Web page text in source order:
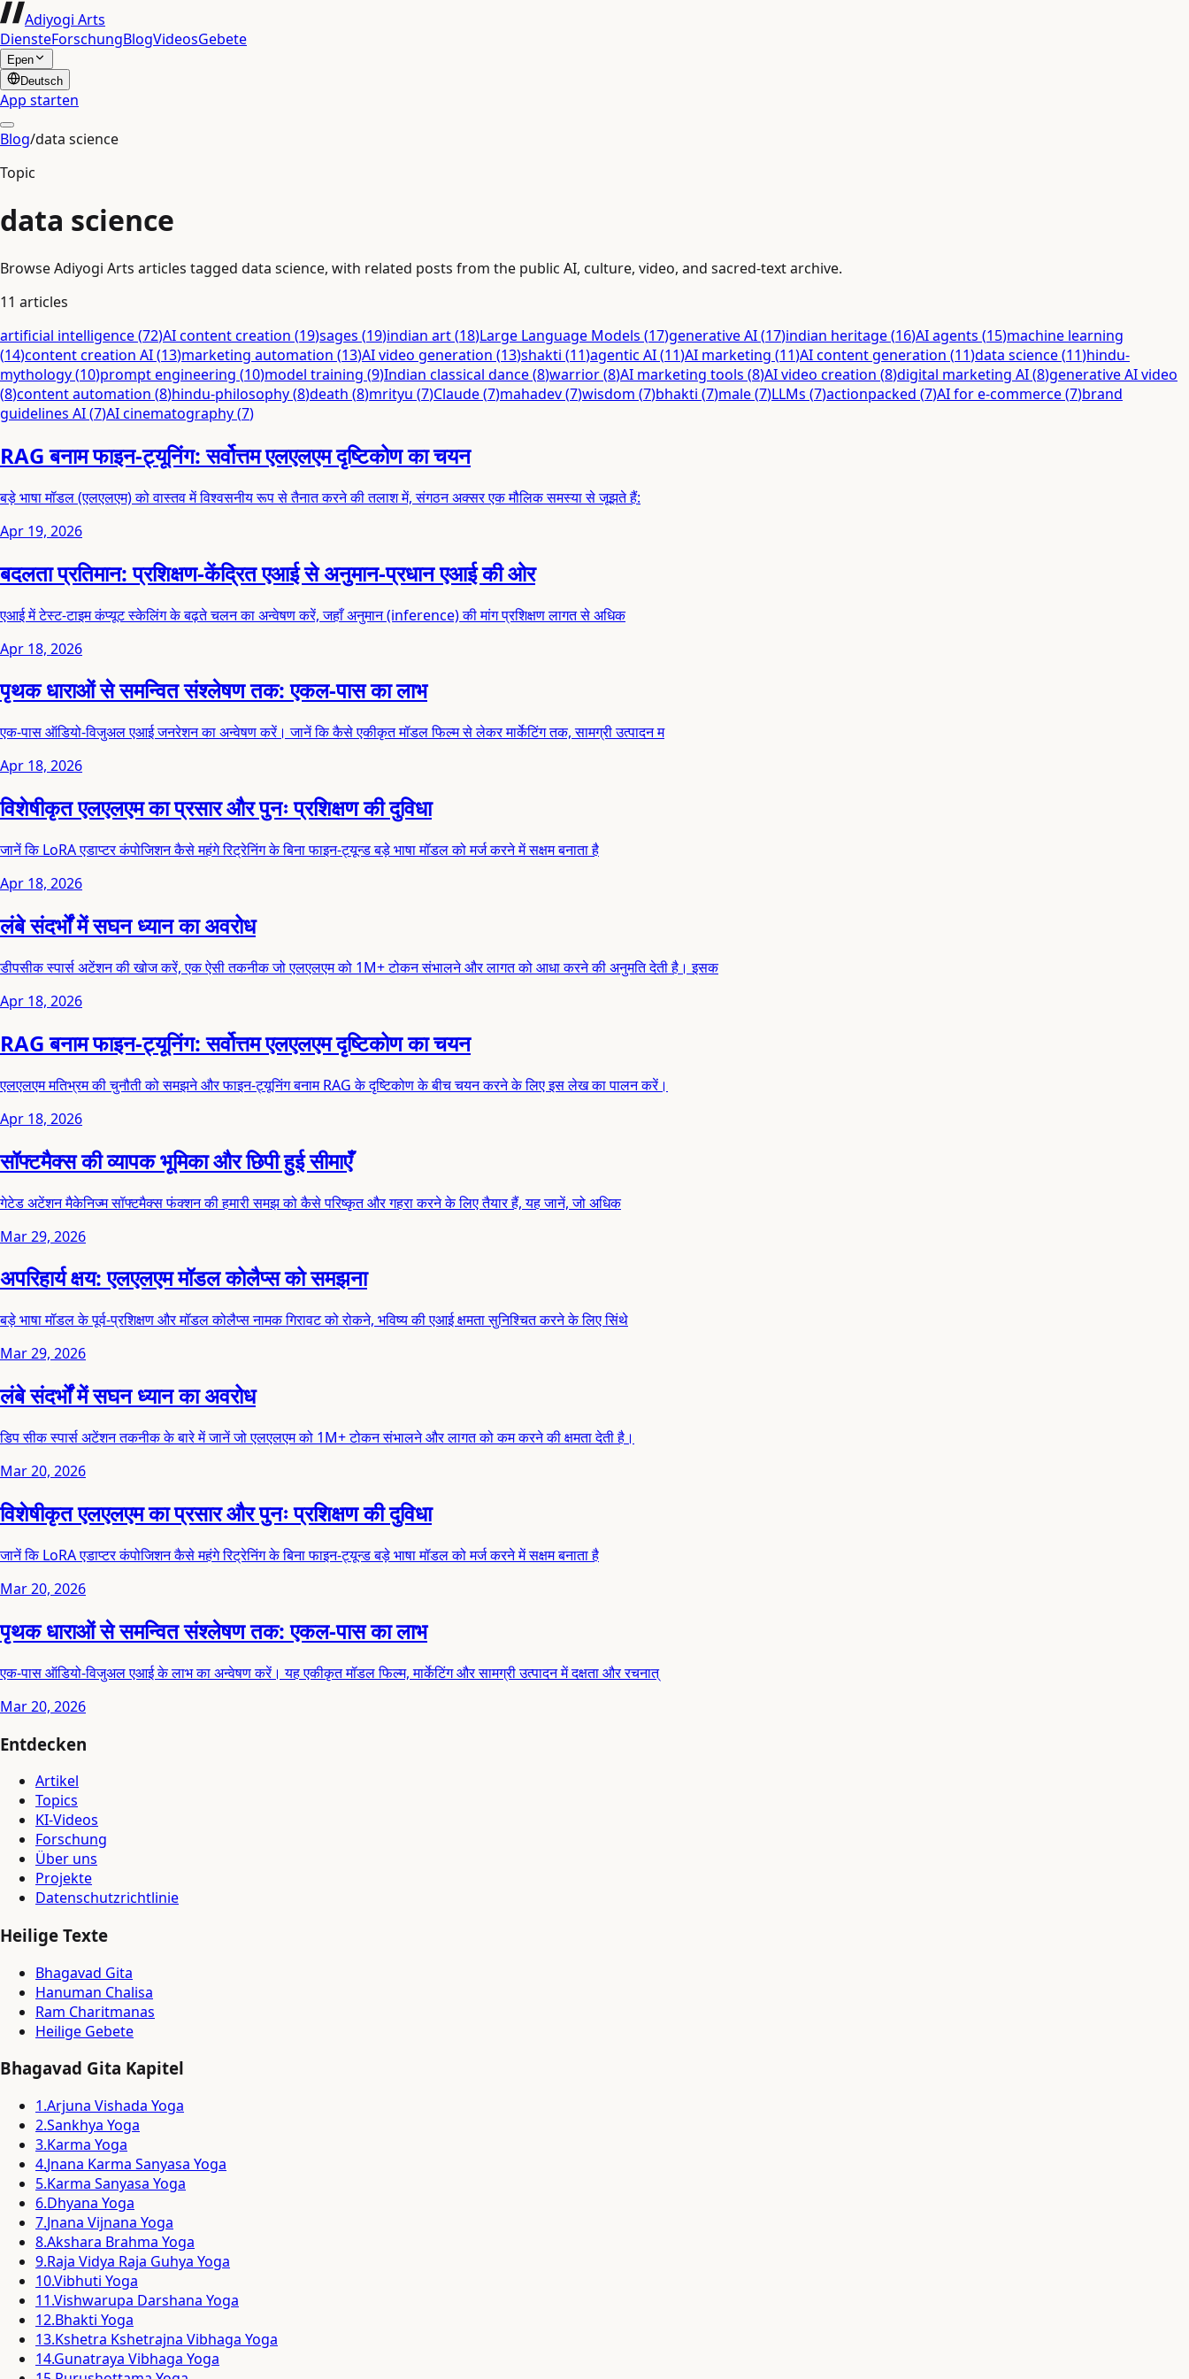
Adiyogi Arts
DiensteForschungBlogVideosGebete
Epen
Deutsch
App starten
Blog/data science
Topic
data science
Browse Adiyogi Arts articles tagged data science, with related posts from the public AI, culture, video, and sacred-text archive.
11 articles
artificial intelligence(72)AI content creation (19)sages (19)indian art(18)Large Language Models (17)generative AI(17)indian heritage(16)AI agents (15)machine learning
(14)content creation AI(13)marketing automation (13)AI video generation (13)shakti (11)agentic AI(11)AI marketing (11)AI content generation (11)data science(11)hindu-
mythology(10)prompt engineering (10)model training (9)Indian classical dance(8)warrior(8)AI marketing tools (8)AI video creation (8)digital marketing AI(8)generative AI video
(8)content automation (8)hindu-philosophy(8)death (8)mrityu (7)Claude(7)mahadev(7)wisdom (7)bhakti (7)male(7)LLMs (7)actionpacked (7)AI for e-commerce(7)brand
guidelines AI(7)AI cinematography(7)
RAG बनाम फाइन-ट्यूनिंग: सर्वोत्तम एलएलएम दृष्टिकोण का चयन
बड़े भाषा मॉडल (एलएलएम) को वास्तव में विश्वसनीय रूप से तैनात करने की तलाश में, संगठन अक्सर एक मौलिक समस्या से जूझते हैं:
Apr 19, 2026
बदलता प्रतिमान: प्रशिक्षण-केंद्रित एआई से अनुमान-प्रधान एआई की ओर
एआई में टेस्ट-टाइम कंप्यूट स्केलिंग के बढ़ते चलन का अन्वेषण करें, जहाँ अनुमान (inference) की मांग प्रशिक्षण लागत से अधिक
Apr 18, 2026
पृथक धाराओं से समन्वित संश्लेषण तक: एकल-पास का लाभ
एक-पास ऑडियो-विजुअल एआई जनरेशन का अन्वेषण करें। जानें कि कैसे एकीकृत मॉडल फिल्म से लेकर मार्केटिंग तक, सामग्री उत्पादन म
Apr 18, 2026
विशेषीकृत एलएलएम का प्रसार और पुनः प्रशिक्षण की दुविधा
जानें कि LoRA एडाप्टर कंपोजिशन कैसे महंगे रिट्रेनिंग के बिना फाइन-ट्यून्ड बड़े भाषा मॉडल को मर्ज करने में सक्षम बनाता है
Apr 18, 2026
लंबे संदर्भों में सघन ध्यान का अवरोध
डीपसीक स्पार्स अटेंशन की खोज करें, एक ऐसी तकनीक जो एलएलएम को 1M+ टोकन संभालने और लागत को आधा करने की अनुमति देती है। इसक
Apr 18, 2026
RAG बनाम फाइन-ट्यूनिंग: सर्वोत्तम एलएलएम दृष्टिकोण का चयन
एलएलएम मतिभ्रम की चुनौती को समझने और फाइन-ट्यूनिंग बनाम RAG के दृष्टिकोण के बीच चयन करने के लिए इस लेख का पालन करें।
Apr 18, 2026
सॉफ्टमैक्स की व्यापक भूमिका और छिपी हुई सीमाएँ
गेटेड अटेंशन मैकेनिज्म सॉफ्टमैक्स फंक्शन की हमारी समझ को कैसे परिष्कृत और गहरा करने के लिए तैयार हैं, यह जानें, जो अधिक
Mar 29, 2026
अपरिहार्य क्षय: एलएलएम मॉडल कोलैप्स को समझना
बड़े भाषा मॉडल के पूर्व-प्रशिक्षण और मॉडल कोलैप्स नामक गिरावट को रोकने, भविष्य की एआई क्षमता सुनिश्चित करने के लिए सिंथे
Mar 29, 2026
लंबे संदर्भों में सघन ध्यान का अवरोध
डिप सीक स्पार्स अटेंशन तकनीक के बारे में जानें जो एलएलएम को 1M+ टोकन संभालने और लागत को कम करने की क्षमता देती है।
Mar 20, 2026
विशेषीकृत एलएलएम का प्रसार और पुनः प्रशिक्षण की दुविधा
जानें कि LoRA एडाप्टर कंपोजिशन कैसे महंगे रिट्रेनिंग के बिना फाइन-ट्यून्ड बड़े भाषा मॉडल को मर्ज करने में सक्षम बनाता है
Mar 20, 2026
पृथक धाराओं से समन्वित संश्लेषण तक: एकल-पास का लाभ
एक-पास ऑडियो-विजुअल एआई के लाभ का अन्वेषण करें। यह एकीकृत मॉडल फिल्म, मार्केटिंग और सामग्री उत्पादन में दक्षता और रचनात्
Mar 20, 2026
Entdecken
Artikel
Topics
KI-Videos
Forschung
Über uns
Projekte
Datenschutzrichtlinie
Heilige Texte
Bhagavad Gita
Hanuman Chalisa
Ram Charitmanas
Heilige Gebete
Bhagavad Gita Kapitel
1.Arjuna Vishada Yoga
2.Sankhya Yoga
3.Karma Yoga
4.Jnana Karma Sanyasa Yoga
5.Karma Sanyasa Yoga
6.Dhyana Yoga
7.Jnana Vijnana Yoga
8.Akshara Brahma Yoga
9.Raja Vidya Raja Guhya Yoga
10.Vibhuti Yoga
11.Vishwarupa Darshana Yoga
12.Bhakti Yoga
13.Kshetra Kshetrajna Vibhaga Yoga
14.Gunatraya Vibhaga Yoga